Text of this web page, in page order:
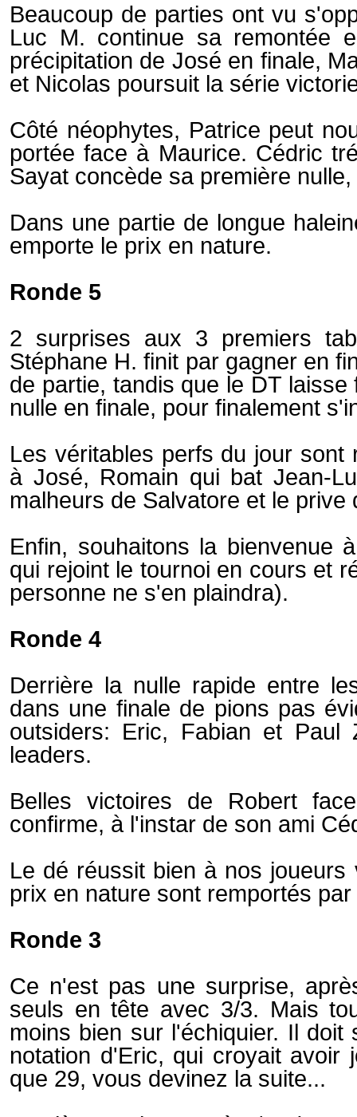
Beaucoup de parties ont vu
Luc M. continue sa remontée
précipitation de José en finale,
et Nicolas poursuit la série
Côté néophytes, Patrice peut
portée face à Maurice. Cédric
Sayat concède sa première
Dans une partie de longue
emporte le prix en nature.
Ronde 5
2 surprises aux 3 premiers
Stéphane H. finit par gagner en
de partie, tandis que le DT
nulle en finale, pour finalement
Les véritables perfs du jour
à José, Romain qui bat Jean-
malheurs de Salvatore et le
Enfin, souhaitons la bienvenue
qui rejoint le tournoi en cours et
personne ne s'en plaindra).
Ronde 4
Derrière la nulle rapide entre
dans une finale de pions pas
outsiders: Eric, Fabian et
leaders.
Belles victoires de Robert
confirme, à l'instar de son ami
Le dé réussit bien à nos
prix en nature sont remportés par
Ronde 3
Ce n'est pas une surprise,
seuls en tête avec 3/3. Mais
moins bien sur l'échiquier. Il
notation d'Eric, qui croyait
que 29, vous devinez la suite...